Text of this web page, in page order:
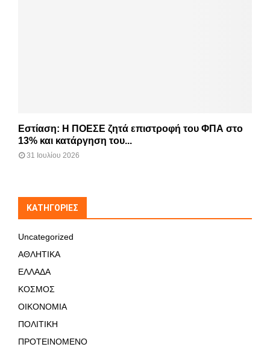
Εστίαση: Η ΠΟΕΣΕ ζητά επιστροφή του ΦΠΑ στο
13% και κατάργηση του...
31 Ιουλίου 2026
KΑΤΗΓΟΡΊΕΣ
Uncategorized
ΑΘΛΗΤΙΚΑ
ΕΛΛΑΔΑ
ΚΟΣΜΟΣ
ΟΙΚΟΝΟΜΙΑ
ΠΟΛΙΤΙΚΗ
ΠΡΟΤΕΙΝΟΜΕΝΟ